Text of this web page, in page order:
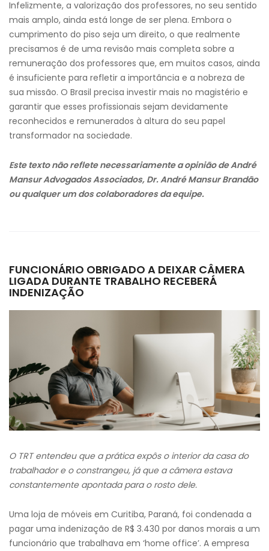
Infelizmente, a valorização dos professores, no seu sentido
mais amplo, ainda está longe de ser plena. Embora o
cumprimento do piso seja um direito, o que realmente
precisamos é de uma revisão mais completa sobre a
remuneração dos professores que, em muitos casos, ainda
é insuficiente para refletir a importância e a nobreza de
sua missão. O Brasil precisa investir mais no magistério e
garantir que esses profissionais sejam devidamente
reconhecidos e remunerados à altura do seu papel
transformador na sociedade.
Este texto não reflete necessariamente a opinião de André
Mansur Advogados Associados, Dr. André Mansur Brandão
ou qualquer um dos colaboradores da equipe.
FUNCIONÁRIO OBRIGADO A DEIXAR CÂMERA
LIGADA DURANTE TRABALHO RECEBERÁ
INDENIZAÇÃO
O TRT entendeu que a prática expôs o interior da casa do
trabalhador e o constrangeu, já que a câmera estava
constantemente apontada para o rosto dele.
Uma loja de móveis em Curitiba, Paraná, foi condenada a
pagar uma indenização de R$ 3.430 por danos morais a um
funcionário que trabalhava em ‘home office’. A empresa